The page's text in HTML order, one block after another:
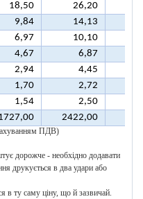
18,50 26,20
9,84 14,13
6,97 10,10
4,67 6,87
2,94 4,45
1,70 2,72
1,54 2,50
2422,00
ПДВ)
дорожче - необхідно додавати
друкується в два удари або
саму ціну, що й зазвичай.